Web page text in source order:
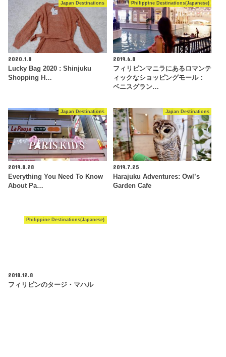
Japan Destinations
2020.1.8
Lucky Bag 2020 : Shinjuku
Shopping H…
Philippine Destinations(Japanese)
2019.6.8
フィリピンマニラにあるロマンテ
ィックなショッピングモール：
ベニスグラン…
Japan Destinations
2019.8.28
Everything You Need To Know
About Pa…
Japan Destinations
2019.7.25
Harajuku Adventures: Owl’s
Garden Cafe
Philippine Destinations(Japanese)
2018.12.8
フィリピンのタージ・マハル